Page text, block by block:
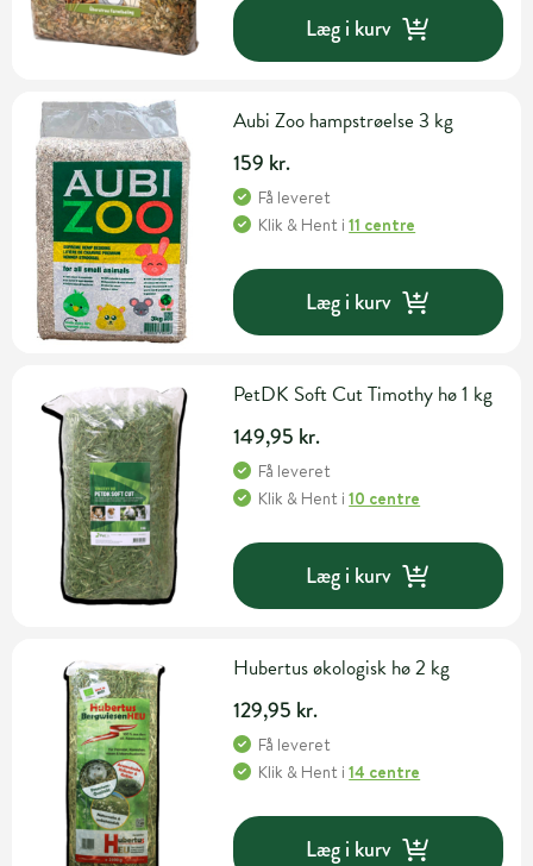
Læg i kurv
Aubi Zoo hampstrøelse 3 kg
159 kr.
Få leveret
Klik & Hent i11 centre
Læg i kurv
PetDK Soft Cut Timothy hø 1 kg
149,95 kr.
Få leveret
Klik & Hent i10 centre
Læg i kurv
Hubertus økologisk hø 2 kg
129,95 kr.
Få leveret
Klik & Hent i14 centre
Læg i kurv